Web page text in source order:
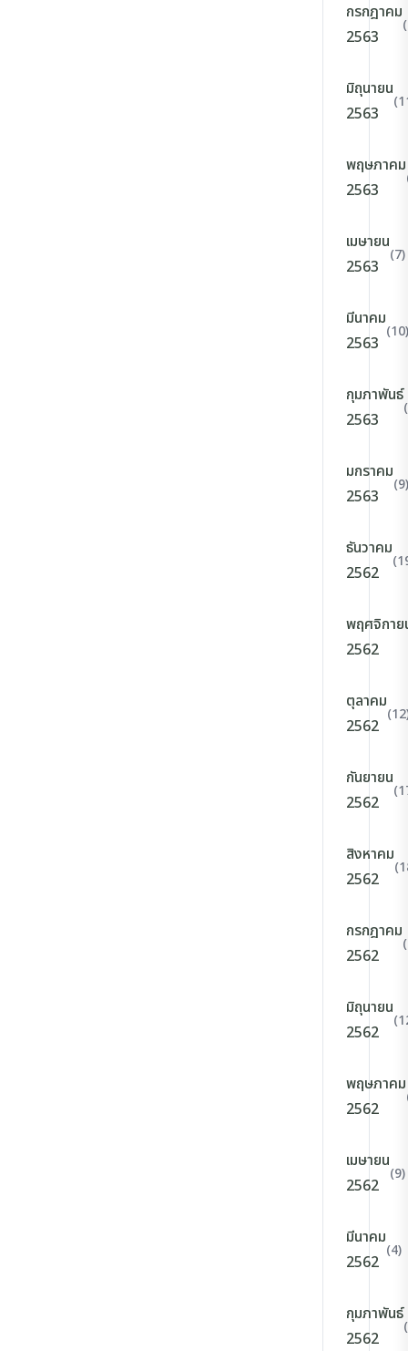
กรกฎาคม
2563
มิถุนายน
2563
พฤษภาคม
2563
เมษายน
2563
(7)
มีนาคม
2563
(10)
กุมภาพันธ์
2563
มกราคม
2563
(9)
ธันวาคม
2562
พฤศจิกาย
2562
ตุลาคม
2562
กันยายน
2562
สิงหาคม
2562
กรกฎาคม
2562
มิถุนายน
2562
พฤษภาคม
2562
เมษายน
2562
(9)
มีนาคม
2562
(4)
กุมภาพันธ์
2562